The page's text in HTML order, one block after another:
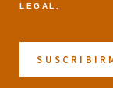
LEGAL